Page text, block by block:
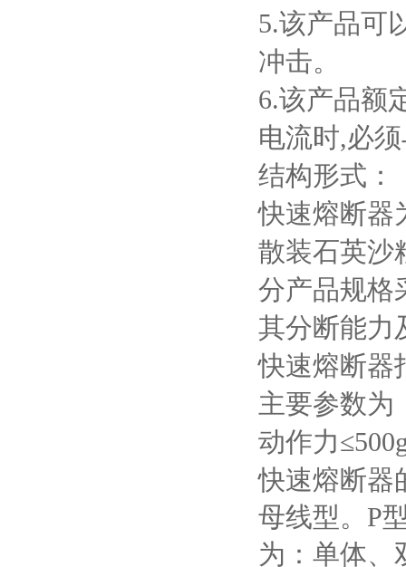
5.该产品可
冲击。
6.该产品额
电流时,必
结构形式：
快速熔断器
散装石英沙
分产品规格
其分断能力
快速熔断器
主要参数为
动作力≤
快速熔断器
母线型。 P
为：单体、